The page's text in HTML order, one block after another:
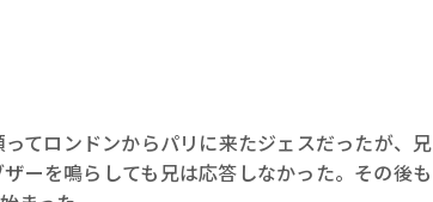
てロンドンからパリに来たジェスだったが、兄
ーを鳴らしても兄は応答しなかった。その後も